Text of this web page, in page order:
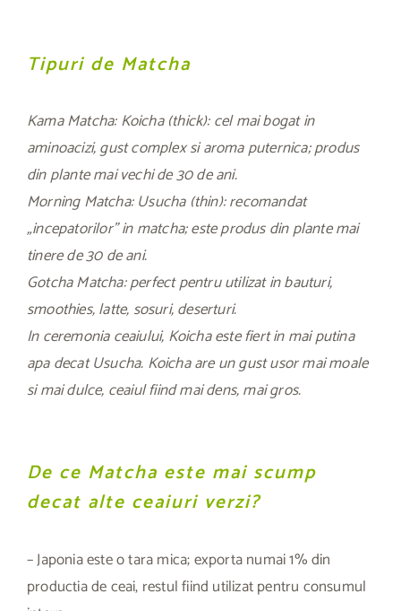
Tipuri de Matcha
Kama Matcha: Koicha (thick): cel mai bogat in
aminoacizi, gust complex si aroma puternica; produs
din plante mai vechi de 30 de ani.
Morning Matcha: Usucha (thin): recomandat
„incepatorilor” in matcha; este produs din plante mai
tinere de 30 de ani.
Gotcha Matcha: perfect pentru utilizat in bauturi,
smoothies, latte, sosuri, deserturi.
In ceremonia ceaiului, Koicha este fiert in mai putina
apa decat Usucha. Koicha are un gust usor mai moale
si mai dulce, ceaiul fiind mai dens, mai gros.
De ce Matcha este mai scump
decat alte ceaiuri verzi?
– Japonia este o tara mica; exporta numai 1% din
productia de ceai, restul fiind utilizat pentru consumul